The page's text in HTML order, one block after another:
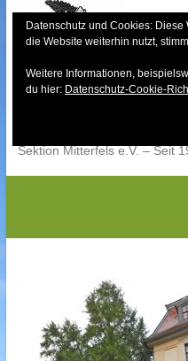
content
Bayerischer
Sektion Mitterfels e.V. – Seit
Datenschutz und Cookies:
die Website weiterhin nutzt,
Weitere Informationen,
du hier: Datenschutz-Cookie-